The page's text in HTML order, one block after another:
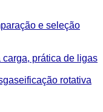
e seleção
prática de ligas
rotativa